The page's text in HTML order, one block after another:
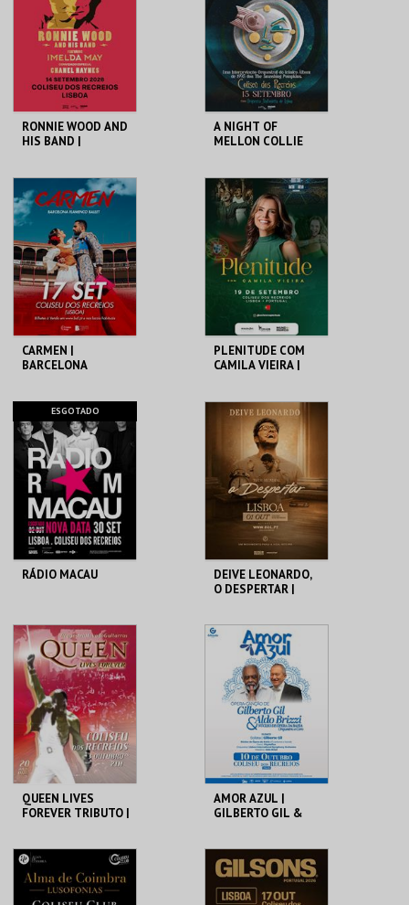
MAIS INFO
COMPRAR
MAIS INFO
COMPRAR
RONNIE WOOD AND
HIS BAND |
COLISEU DE LISBOA
MAIS INFO
COMPRAR
A NIGHT OF
MELLON COLLIE
FEATURING BILLY
CORGAN
COLISEU DE LISBOA
MAIS INFO
CARMEN |
BARCELONA
COLISEU DE LISBOA
MAIS INFO
COMPRAR
PLENITUDE COM
CAMILA VIEIRA |
COLISEU DE LISBOA
MAIS INFO
INSCREVER
ESGOTADO
RÁDIO MACAU
COLISEU DE LISBOA
MAIS INFO
DEIVE LEONARDO,
O DESPERTAR |
COLISEU DE LISBOA
MAIS INFO
COMPRAR
QUEEN LIVES
FOREVER TRIBUTO |
COLISEU DE LISBOA
AMOR AZUL |
GILBERTO GIL &
COLISEU DE LISBOA